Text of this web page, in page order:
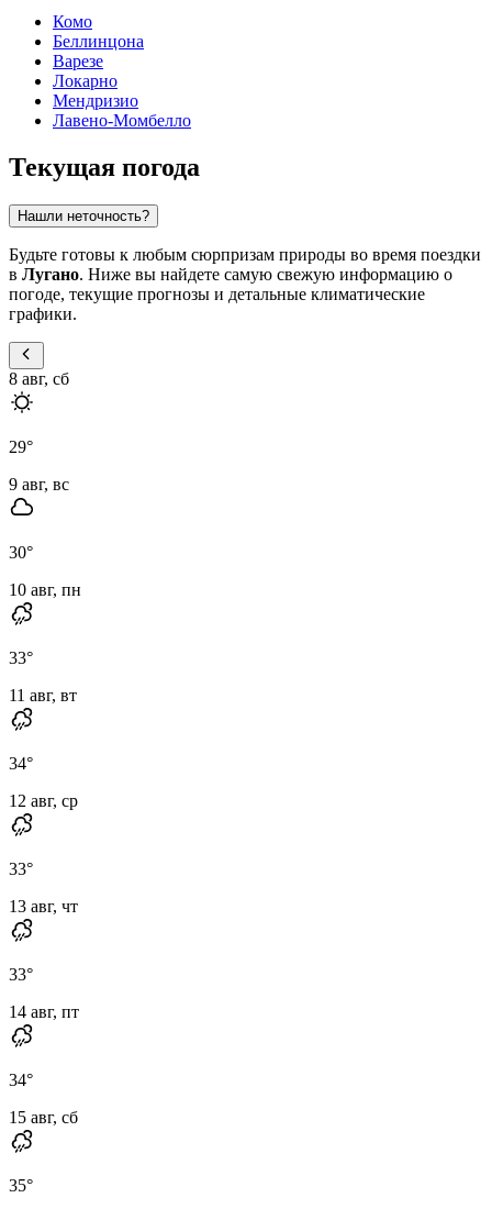
Комо
Беллинцона
Варезе
Локарно
Мендризио
Лавено-Момбелло
Текущая погода
Нашли неточность?
Будьте готовы к любым сюрпризам природы во время поездки
в Лугано. Ниже вы найдете самую свежую информацию о
погоде, текущие прогнозы и детальные климатические
графики.
8 авг, сб
29°
9 авг, вс
30°
10 авг, пн
33°
11 авг, вт
34°
12 авг, ср
33°
13 авг, чт
33°
14 авг, пт
34°
15 авг, сб
35°